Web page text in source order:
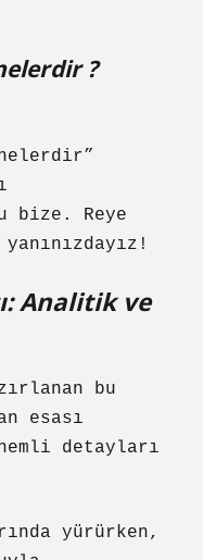
?
bize. Reye
Analitik ve
bu
esası
detayları
yürürken,